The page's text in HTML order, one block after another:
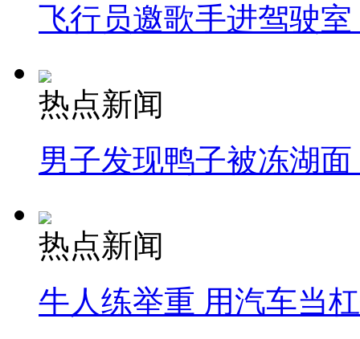
飞行员邀歌手进驾驶
热点新闻
男子发现鸭子被冻湖
热点新闻
牛人练举重 用汽车当